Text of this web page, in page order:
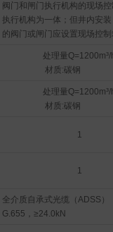
2. 三相鼠笼电机：380V，
级 F 级。包括热保护开关，
盒， 标准的引线和端子；
3. 电动头应有断路器，接触
器，开度表，开、关位置指
关、开停按钮。
4. 防护等级：IP67；
6. 环境温度：-20 C～＋40 C
8. 按钮：“开-停-关”；正反向
需有机械及电气联锁；
阀门和闸门执行机构的现场
执行机构为一体；但井内安装
的阀门或闸门应设置现场控
2. 三相鼠笼电机：380V，
级 F 级。包括热保护开关，
盒， 标准的引线和端子；
3. 电动头应有断路器，接触
过扭及位置行程开关，手动/
5. 全天候防护罩适用于室外
127
6. 环境温度：-20 C～＋40 C
处理量Q=1200m³/
材质:碳钢
处理量Q=1200m³/
材质:碳钢
1
1
全介质自承式光缆（ADSS）
G.655，≥24.0kN